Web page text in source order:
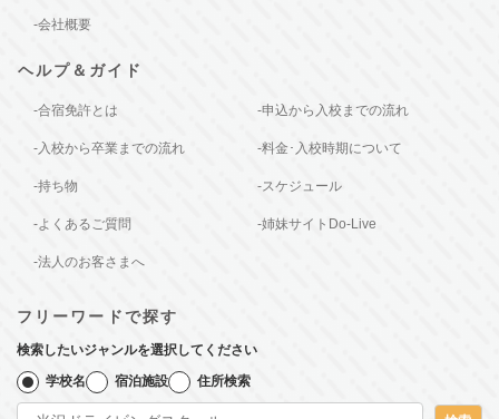
-会社概要
ヘルプ＆ガイド
-合宿免許とは -申込から入校までの流れ
-入校から卒業までの流れ -料金･入校時期について
-持ち物 -スケジュール
-よくあるご質問 -姉妹サイトDo-Live
-法人のお客さまへ
フリーワードで探す
検索したいジャンルを選択してください
学校名 宿泊施設 住所検索